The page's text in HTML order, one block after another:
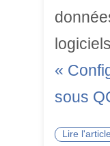
«
sous
Lire